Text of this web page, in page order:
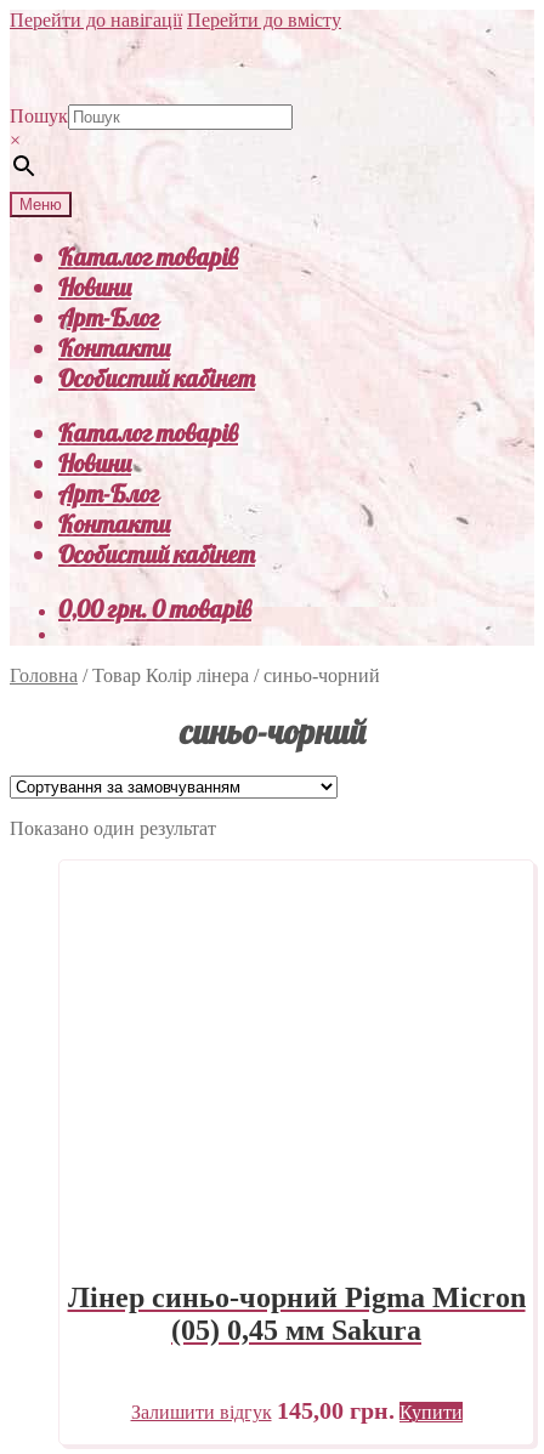
Перейти до навігації Перейти до вмісту
Пошук
×
Меню
Каталог товарів
Новини
Арт-Блог
Контакти
Особистий кабінет
Каталог товарів
Новини
Арт-Блог
Контакти
Особистий кабінет
0,00грн.0 товарів
Головна /Товар Колір лінера /синьо-чорний
синьо-чорний
Показано один результат
Лінер синьо-чорний Pigma Micron
(05) 0,45 мм Sakura
Залишити відгук 145,00 грн. Купити